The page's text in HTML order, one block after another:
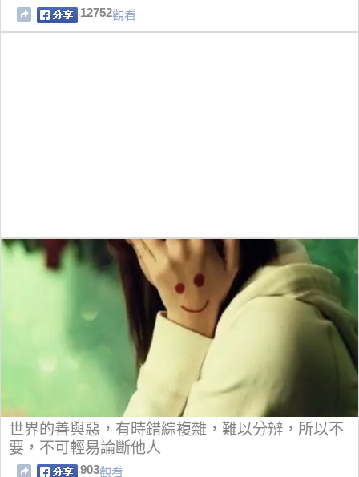
12752觀看
世界的善與惡，有時錯綜複雜，難以分辨，所以不
要，不可輕易論斷他人
903觀看